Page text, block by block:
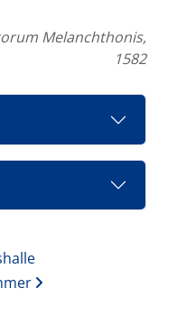
Melanchthonis,
1582